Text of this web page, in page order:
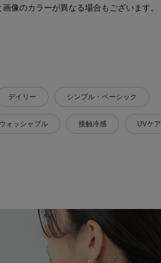
像のカラーが異なる場合もございます。
デイリー シンプル・ベーシック
ォッシャブル 接触冷感 UVケア